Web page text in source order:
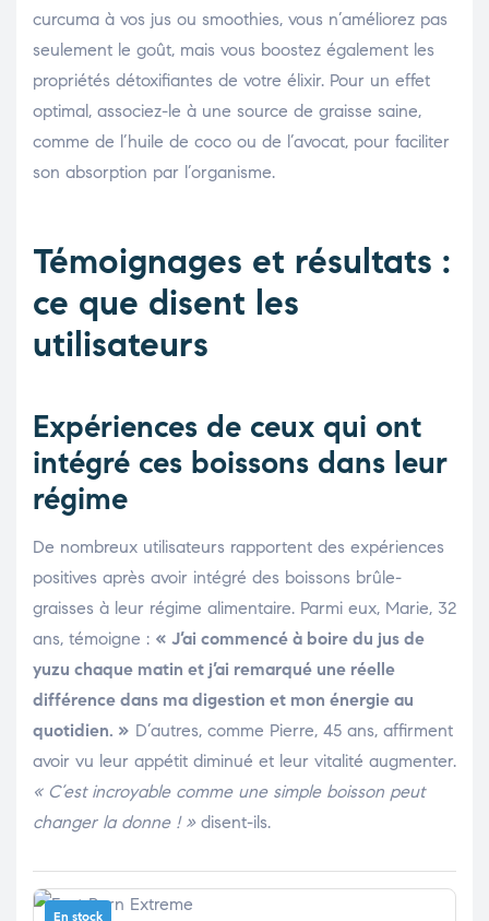
curcuma à vos jus ou smoothies, vous n’améliorez pas
seulement le goût, mais vous boostez également les
propriétés détoxifiantes de votre élixir. Pour un effet
optimal, associez-le à une source de graisse saine,
comme de l’huile de coco ou de l’avocat, pour faciliter
son absorption par l’organisme.
Témoignages et résultats :
ce que disent les
utilisateurs
Expériences de ceux qui ont
intégré ces boissons dans leur
régime
De nombreux utilisateurs rapportent des expériences
positives après avoir intégré des boissons brûle-
graisses à leur régime alimentaire. Parmi eux, Marie, 32
ans, témoigne : « J’ai commencé à boire du jus de
yuzu chaque matin et j’ai remarqué une réelle
différence dans ma digestion et mon énergie au
quotidien. » D’autres, comme Pierre, 45 ans, affirment
avoir vu leur appétit diminué et leur vitalité augmenter.
« C’est incroyable comme une simple boisson peut
changer la donne ! » disent-ils.
En stock